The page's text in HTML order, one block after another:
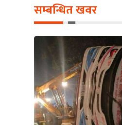
सम्बन्धित खवर